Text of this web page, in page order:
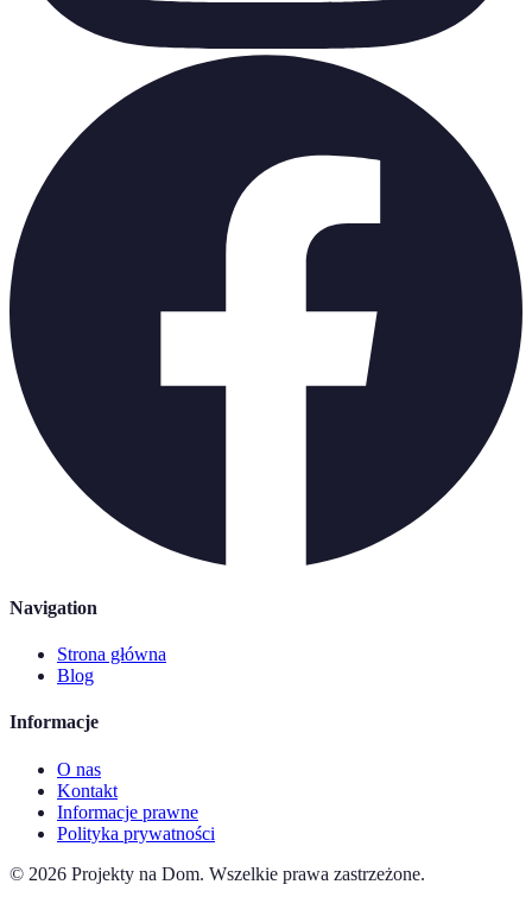
Navigation
Strona główna
Blog
Informacje
O nas
Kontakt
Informacje prawne
Polityka prywatności
© 2026 Projekty na Dom. Wszelkie prawa zastrzeżone.